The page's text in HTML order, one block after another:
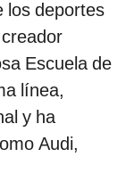
los deportes
Escuela de
línea,
y ha
Audi,